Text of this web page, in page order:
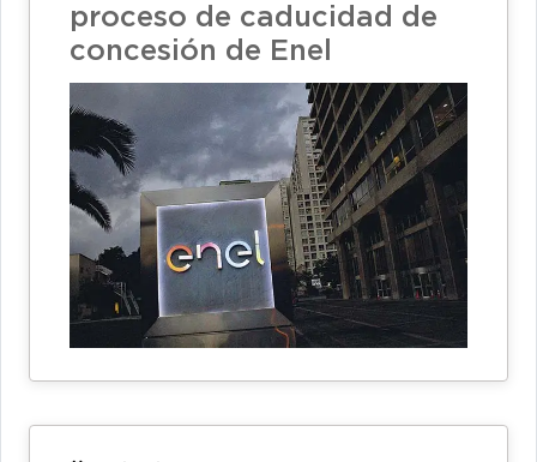
proceso de caducidad de
concesión de Enel